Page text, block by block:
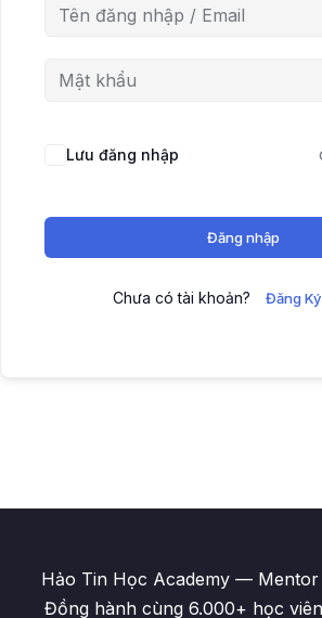
Lưu đăng nhập
Đăng nhập
Chưa có tài khoản? Đăng
Hảo Tin Học Academy — Mentor
Đồng hành cùng 6.000+ học viên